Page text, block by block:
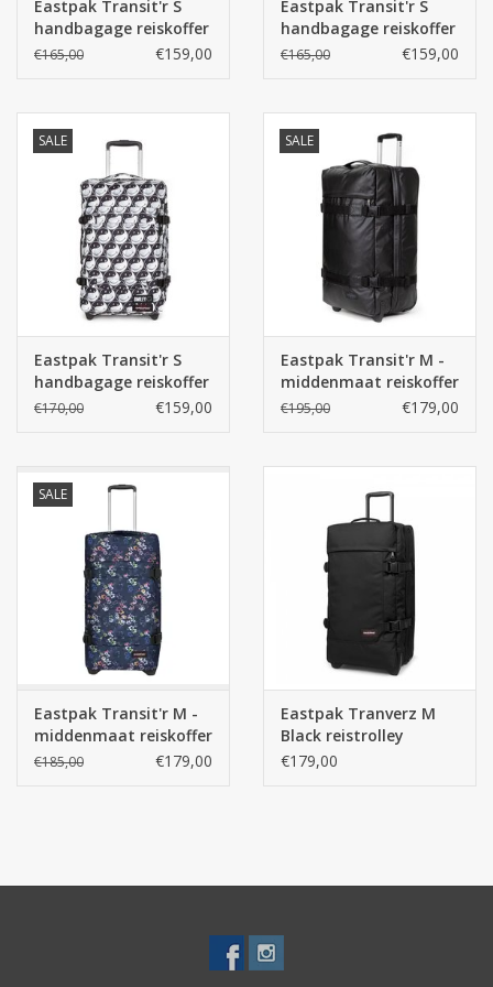
eenvoudig online viacargotravelshop.nl– dé specialist in
tassen, koffers en reisaccessoires.
Eastpak Transit'r S
handbagage reiskoffer
- Flame Dark
€165,00 €159,00
Eastpak Transit'r S
handbagage reiskoffer
- Botanic Green
€165,00 €159,00
SALE
Eastpak Transit'r S
handbagage reiskoffer
- Smiley YY Black
€170,00 €159,00
SALE
Eastpak Transit'r M -
middenmaat reiskoffer
- Tarp Black
€195,00 €179,00
SALE
Eastpak Transit'r M -
middenmaat reiskoffer
- Flora Fade Navy
€185,00 €179,00
Eastpak Tranverz M
Black reistrolley
€179,00